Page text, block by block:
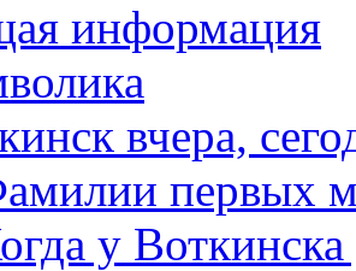
информация
вчера,
первых
у